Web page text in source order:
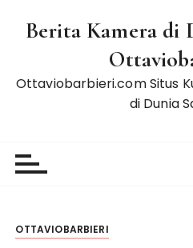
Berita Kamera di
Ottaviobarbieri.com Situs
di Dunia
OTTAVIOBARBIERI